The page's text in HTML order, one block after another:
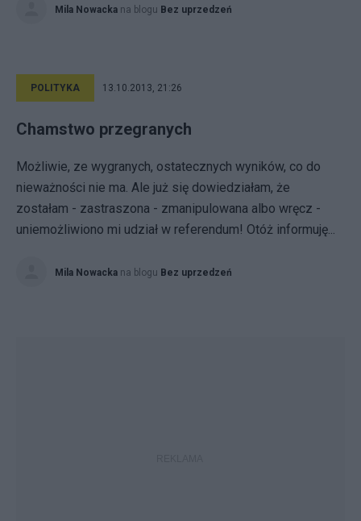
Mila Nowacka na blogu Bez uprzedzeń
POLITYKA 13.10.2013, 21:26
Chamstwo przegranych
Możliwie, ze wygranych, ostatecznych wyników, co do
nieważności nie ma. Ale już się dowiedziałam, że
zostałam - zastraszona - zmanipulowana albo wręcz -
uniemożliwiono mi udział w referendum! Otóż informuję...
Mila Nowacka na blogu Bez uprzedzeń